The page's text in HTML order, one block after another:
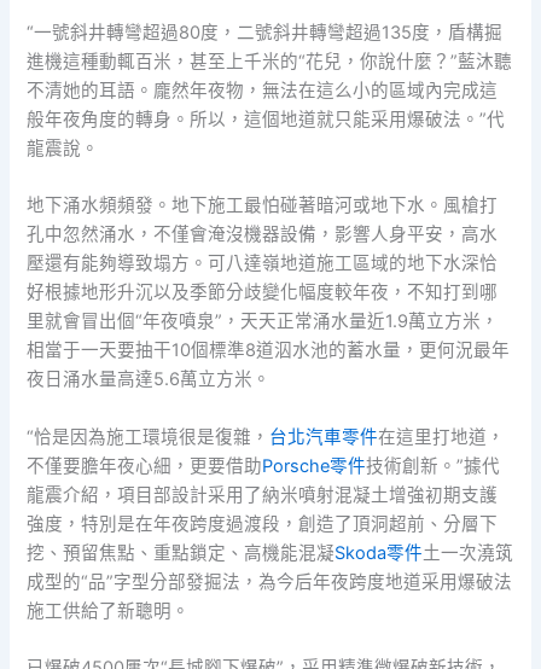
“一號斜井轉彎超過80度，二號斜井轉彎超過135度，盾構掘
進機這種動輒百米，甚至上千米的“花兒，你說什麼？”藍沐聽
不清她的耳語。龐然年夜物，無法在這么小的區域內完成這
般年夜角度的轉身。所以，這個地道就只能采用爆破法。”代
龍震說。
地下涌水頻頻發。地下施工最怕碰著暗河或地下水。風槍打
孔中忽然涌水，不僅會淹沒機器設備，影響人身平安，高水
壓還有能夠導致塌方。可八達嶺地道施工區域的地下水深恰
好根據地形升沉以及季節分歧變化幅度較年夜，不知打到哪
里就會冒出個“年夜噴泉”，天天正常涌水量近1.9萬立方米，
相當于一天要抽干10個標準8道泅水池的蓄水量，更何況最年
夜日涌水量高達5.6萬立方米。
“恰是因為施工環境很是復雜， 台北汽車零件在這里打地道，
不僅要膽年夜心細，更要借助Porsche零件技術創新。”據代
龍震介紹，項目部設計采用了納米噴射混凝土增強初期支護
強度，特別是在年夜跨度過渡段，創造了頂洞超前、分層下
挖、預留焦點、重點鎖定、高機能混凝Skoda零件土一次澆筑
成型的“品”字型分部發掘法，為今后年夜跨度地道采用爆破法
施工供給了新聰明。